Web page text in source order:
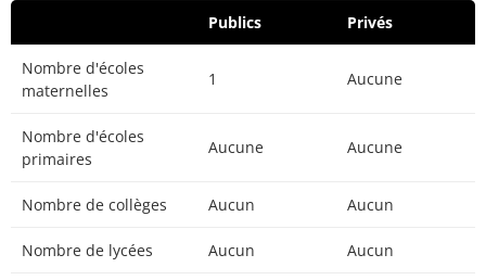
Publics Privés
Nombre d'écoles
maternelles
1 Aucune
Nombre d'écoles
primaires
Aucune Aucune
Nombre de collèges Aucun Aucun
Nombre de lycées Aucun Aucun